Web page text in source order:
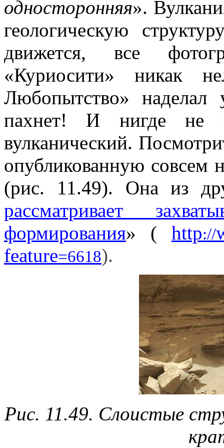
односторонняя».
геологическую
движется, все
«Куриосити» никак
Любопытство»
пахнет! И нигде не
вулканический.
опубликованную совсем
(рис. 11.49). Она из
рассматривает
формирования» ( http://
feature=6618).
Рис. 11.49. Слоистые